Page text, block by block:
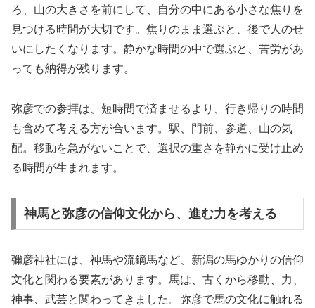
ろ、山の大きさを前にして、自分の中にある小さな焦りを
見つける時間が大切です。焦りのまま選ぶと、後で人のせ
いにしたくなります。静かな時間の中で選ぶと、苦労があ
っても納得が残ります。
弥彦での参拝は、短時間で済ませるより、行き帰りの時間
も含めて考える方が合います。駅、門前、参道、山の気
配。移動を急がないことで、選択の重さを静かに受け止め
る時間が生まれます。
神馬と弥彦の信仰文化から、進む力を考える
彌彦神社には、神馬や流鏑馬など、新潟の馬ゆかりの信仰
文化と関わる要素があります。馬は、古くから移動、力、
神事、武芸と関わってきました。弥彦で馬の文化に触れる